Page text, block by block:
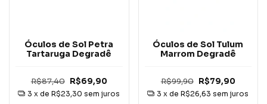
Óculos de Sol Petra
Tartaruga Degradê
R$87,40 R$69,90
3 x deR$23,30 sem juros
Óculos de Sol Tulum
Marrom Degradê
R$99,90 R$79,90
3 x deR$26,63 sem juros